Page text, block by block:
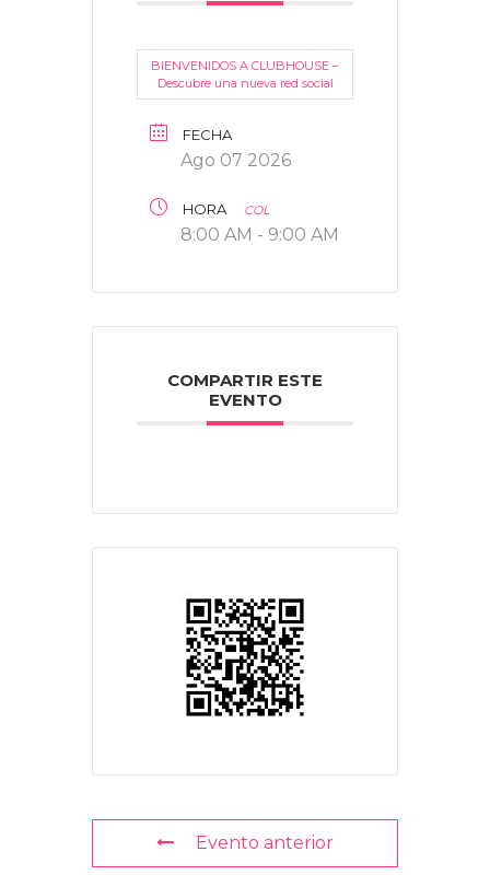
BIENVENIDOS A CLUBHOUSE –
Descubre una nueva red social
FECHA
Ago 07 2026
HORA COL
8:00 AM - 9:00 AM
COMPARTIR ESTE
EVENTO
Evento anterior